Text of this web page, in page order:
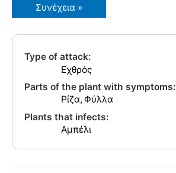
Φυλλοξήρα
Συνέχεια »
Type of attack:
Εχθρός
Parts of the plant with symptoms:
Ρίζα Φύλλα
Plants that infects:
Αμπέλι